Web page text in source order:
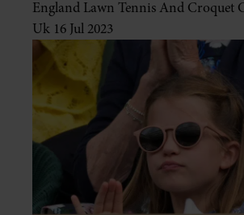
England Lawn Tennis And Croquet
Uk 16 Jul 2023